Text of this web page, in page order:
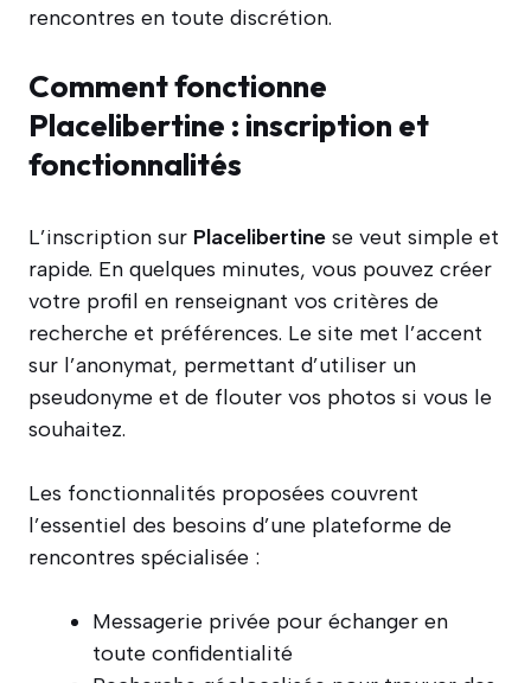
rencontres en toute discrétion.
Comment fonctionne
Placelibertine : inscription et
fonctionnalités
L’inscription sur Placelibertine se veut simple et
rapide. En quelques minutes, vous pouvez créer
votre profil en renseignant vos critères de
recherche et préférences. Le site met l’accent
sur l’anonymat, permettant d’utiliser un
pseudonyme et de flouter vos photos si vous le
souhaitez.
Les fonctionnalités proposées couvrent
l’essentiel des besoins d’une plateforme de
rencontres spécialisée :
Messagerie privée pour échanger en
toute confidentialité